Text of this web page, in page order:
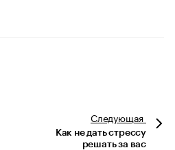
Следующая
Как не дать стрессу
решать за вас